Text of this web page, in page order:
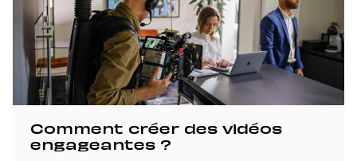
Comment créer des vidéos
engageantes ?